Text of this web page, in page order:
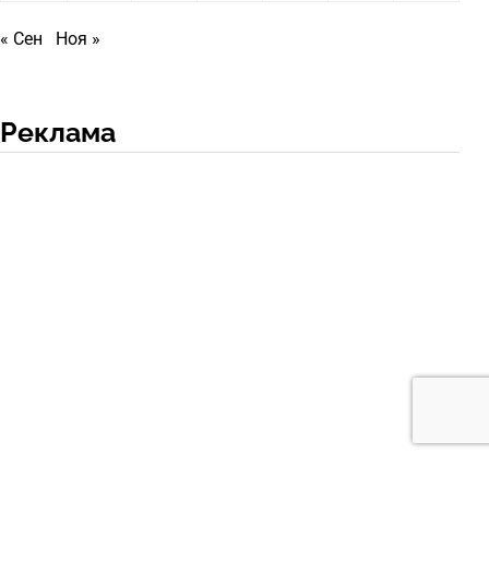
« Сен Ноя »
Реклама